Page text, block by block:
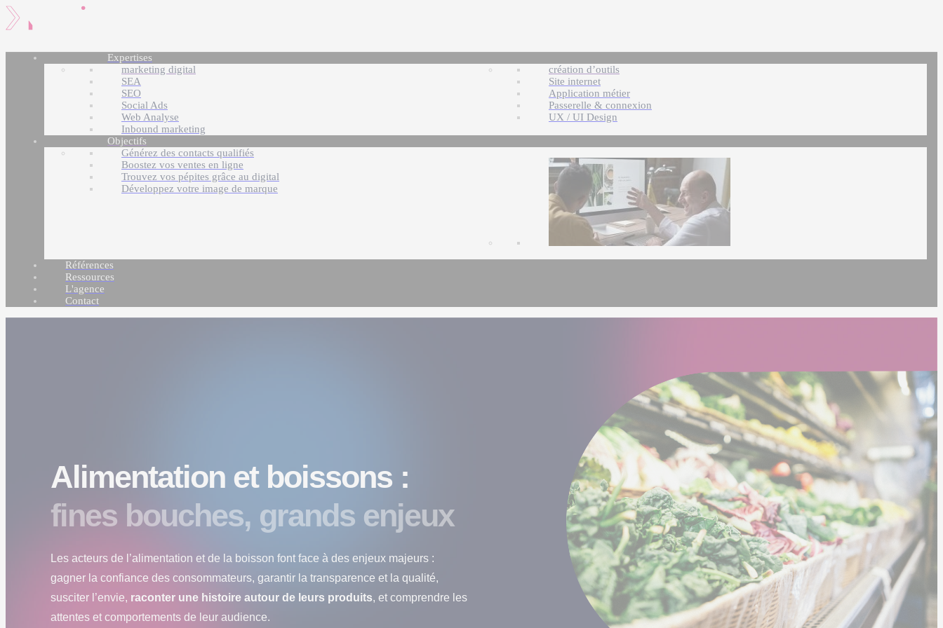
Expertises
marketing digital
SEA
SEO
Social Ads
Web Analyse
Inbound marketing
création d’outils
Site internet
Application métier
Passerelle & connexion
UX / UI Design
Objectifs
Générez des contacts qualifiés
Boostez vos ventes en ligne
Trouvez vos pépites grâce au digital
Développez votre image de marque
Références
Ressources
L'agence
Contact
Alimentation et boissons :
fines bouches, grands enjeux
Les acteurs de l’alimentation et de la boisson font face à des enjeux majeurs :
gagner la confiance des consommateurs, garantir la transparence et la qualité,
susciter l’envie, raconter une histoire autour de leurs produits, et comprendre les
attentes et comportements de leur audience.